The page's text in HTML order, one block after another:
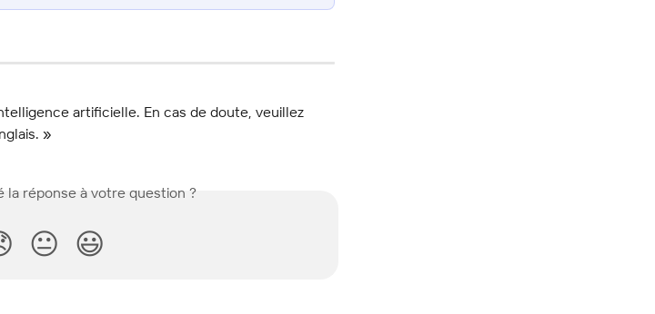
artificielle. En cas de doute, veuillez
»
la réponse à votre question ?
😐 😃